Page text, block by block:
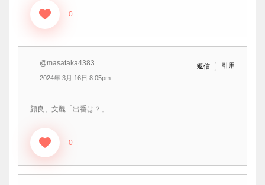
0
@masataka4383
2024年 3月 16日 8:05pm
返信 引用
顔良、文醜「出番は？」
0